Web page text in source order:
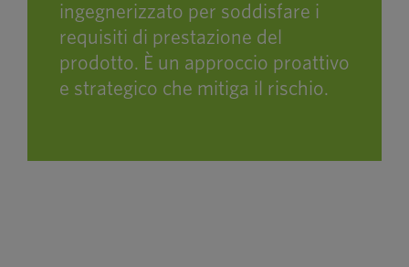
ingegnerizzato per soddisfare i
requisiti di prestazione del
prodotto. È un approccio proattivo
e strategico che mitiga il rischio.